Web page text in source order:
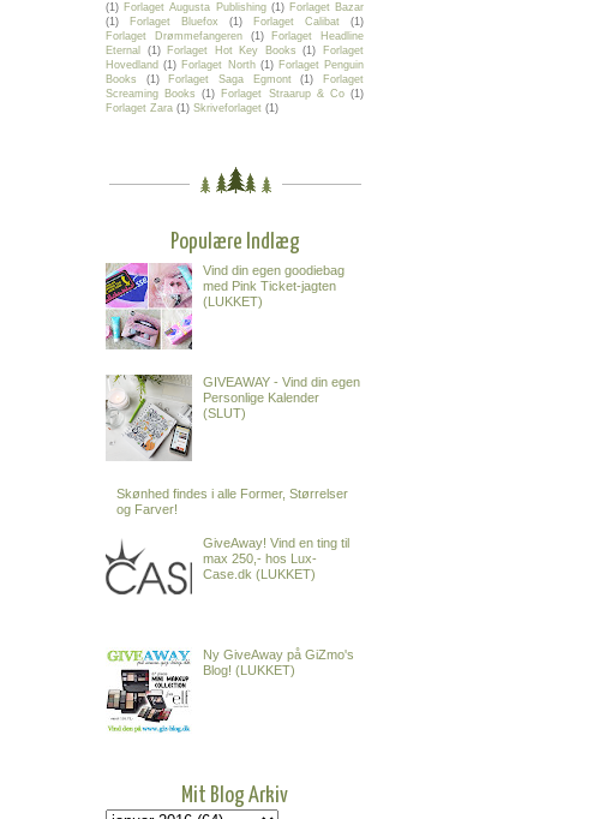
(1) Forlaget Augusta Publishing (1) Forlaget Bazar
(1)
Forlaget Bluefox (1) Forlaget Calibat
(1)
Forlaget Drømmefangeren
(1)
Forlaget Headline
Eternal
(1) Forlaget Hot Key Books (1)
Forlaget
Hovedland (1) Forlaget North (1) Forlaget Penguin
Books
(1) Forlaget Saga Egmont (1)
Forlaget
Screaming Books
(1) Forlaget Straarup & Co (1)
Forlaget Zara (1) Skriveforlaget (1)
Populære Indlæg
Vind din egen goodiebag
med Pink Ticket-jagten
(LUKKET)
GIVEAWAY - Vind din egen
Personlige Kalender
(SLUT)
Skønhed findes i alle Former, Størrelser
og Farver!
GiveAway! Vind en ting til
max 250,- hos Lux-
Case.dk (LUKKET)
Ny GiveAway på GiZmo's
Blog! (LUKKET)
Mit Blog Arkiv